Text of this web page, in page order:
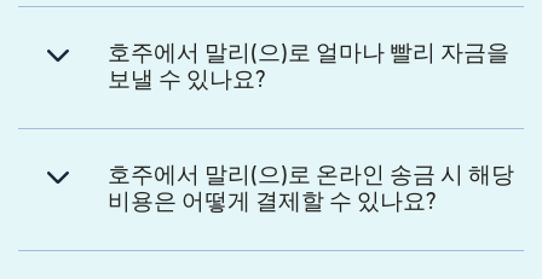
호주에서 말리(으)로 얼마나 빨리 자금을
보낼 수 있나요?
호주에서 말리(으)로 온라인 송금 시 해당
비용은 어떻게 결제할 수 있나요?